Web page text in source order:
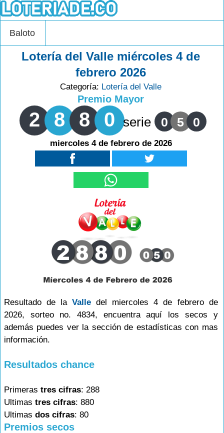
Baloto
Lotería del Valle miércoles 4 de
febrero 2026
Categoría: Lotería del Valle
Premio Mayor
2 8 8 0 serie 0 5 0
miercoles 4 de febrero de 2026
Resultado de laValle del miercoles 4 de febrero de
2026, sorteo no. 4834, encuentra aquí los secos y
además puedes ver la sección de estadísticas con mas
información.
Resultados chance
Primeras tres cifras: 288
Ultimas tres cifras: 880
Ultimas dos cifras: 80
Premios secos